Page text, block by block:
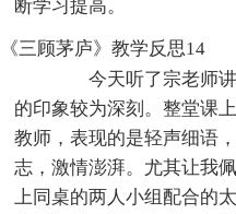
断学习提高。
《三顾茅庐》教学反思14
今天听了宗老师讲
的印象较为深刻。整堂课
教师，表现的是轻声细语
志，激情澎湃。尤其让我
上同桌的两人小组配合的